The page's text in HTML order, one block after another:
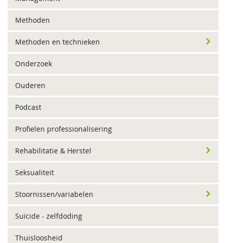
Methoden
Methoden en technieken
Onderzoek
Ouderen
Podcast
Profielen professionalisering
Rehabilitatie & Herstel
Seksualiteit
Stoornissen/variabelen
Suïcide - zelfdoding
Thuisloosheid